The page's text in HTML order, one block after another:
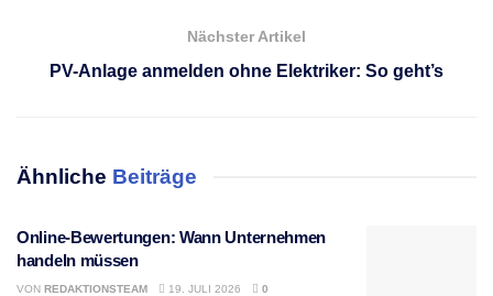
Nächster Artikel
PV-Anlage anmelden ohne Elektriker: So geht’s
Ähnliche Beiträge
Online-Bewertungen: Wann Unternehmen
handeln müssen
VON REDAKTIONSTEAM 19. JULI 2026 0